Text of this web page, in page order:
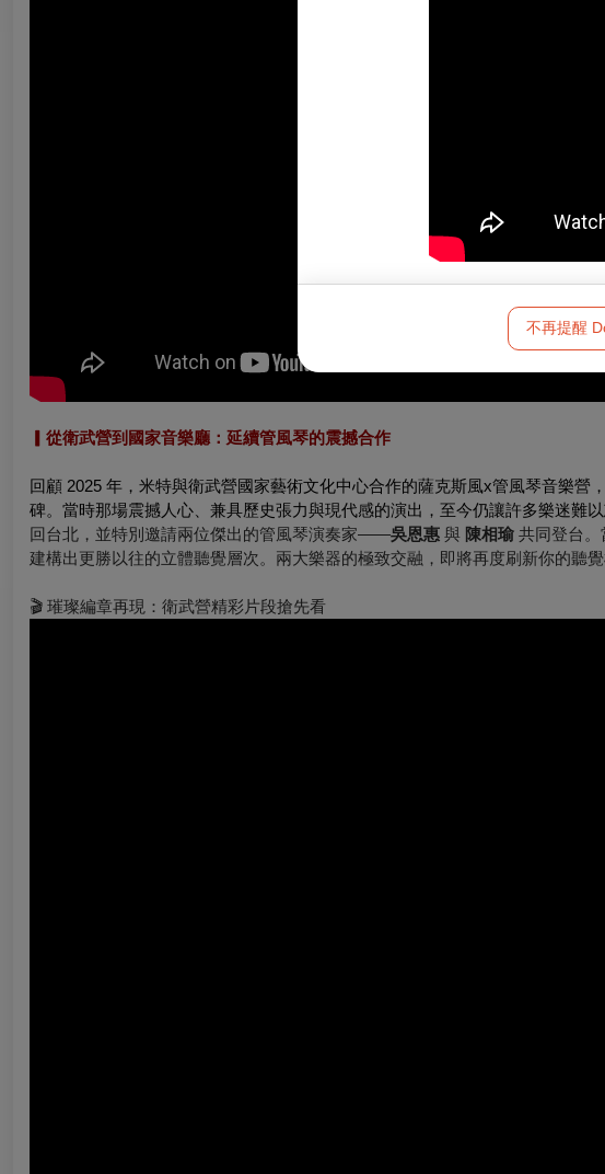
不再提醒
▎從衛武營到國家音樂廳：延續管風琴的震撼合作
回顧 2025 年，米特與衛武營國家藝術文化中心合作的薩克斯風x管風琴音樂營，
碑。當時那場震撼人心、兼具歷史張力與現代感的演出，至今仍讓許多樂迷難以
回台北，並特別邀請兩位傑出的管風琴演奏家——吳恩惠 與 陳相瑜 共同登台
建構出更勝以往的立體聽覺層次。 兩大樂器的極致交融，即將再度刷新你的聽覺
🎬 璀璨編章再現：衛武營精彩片段搶先看